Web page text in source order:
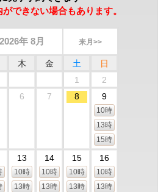
できない場合もあります。
2026年 8月 来月>>
木 金 土
日
1
2
6 7 8 9
10時
13時
15時
13
10時
13時
14
10時
13時
15
10時
13時
16
10時
13時